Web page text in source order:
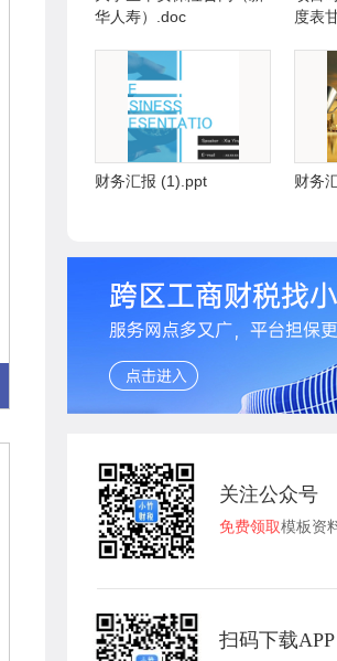
华人寿）.doc
度表
财务汇报 (1).ppt 财务
关注公众号
免费领取模板资
扫码下载APP